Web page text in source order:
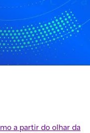
a partir do olhar da